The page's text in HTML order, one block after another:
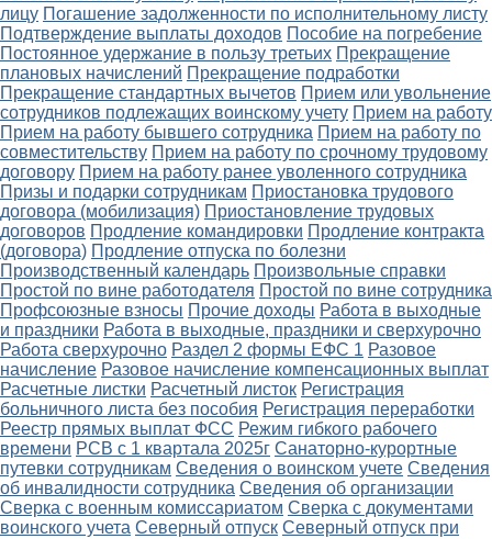
лицу Погашение задолженности по исполнительному листу
Подтверждение выплаты доходов Пособие на погребение
Постоянное удержание в пользу третьих Прекращение
плановых начислений Прекращение подработки
Прекращение стандартных вычетов Прием или увольнение
сотрудников подлежащих воинскому учету Прием на работу
Прием на работу бывшего сотрудника Прием на работу по
совместительству Прием на работу по срочному трудовому
договору Прием на работу ранее уволенного сотрудника
Призы и подарки сотрудникам Приостановка трудового
договора (мобилизация) Приостановление трудовых
договоров Продление командировки Продление контракта
(договора) Продление отпуска по болезни
Производственный календарь Произвольные справки
Простой по вине работодателя Простой по вине сотрудника
Профсоюзные взносы Прочие доходы Работа в выходные
и праздники Работа в выходные, праздники и сверхурочно
Работа сверхурочно Раздел 2 формы ЕФС 1 Разовое
начисление Разовое начисление компенсационных выплат
Расчетные листки Расчетный листок Регистрация
больничного листа без пособия Регистрация переработки
Реестр прямых выплат ФСС Режим гибкого рабочего
времени РСВ с 1 квартала 2025г Санаторно-курортные
путевки сотрудникам Сведения о воинском учете Сведения
об инвалидности сотрудника Сведения об организации
Сверка с военным комиссариатом Сверка с документами
воинского учета Северный отпуск Северный отпуск при